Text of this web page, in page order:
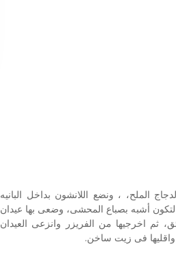
الملح، ، ونضع اللانشون بداخل البانيه
أشبه بصباع المحشى، وضعى بها عيدان
عرضية، ثم ضعيها فى الفريزر حتى تجمد لمدة 10 دقائق، ثم اخرجيها من الفريزر وانزعى العيدان
واقليها فى زيت ساخن.